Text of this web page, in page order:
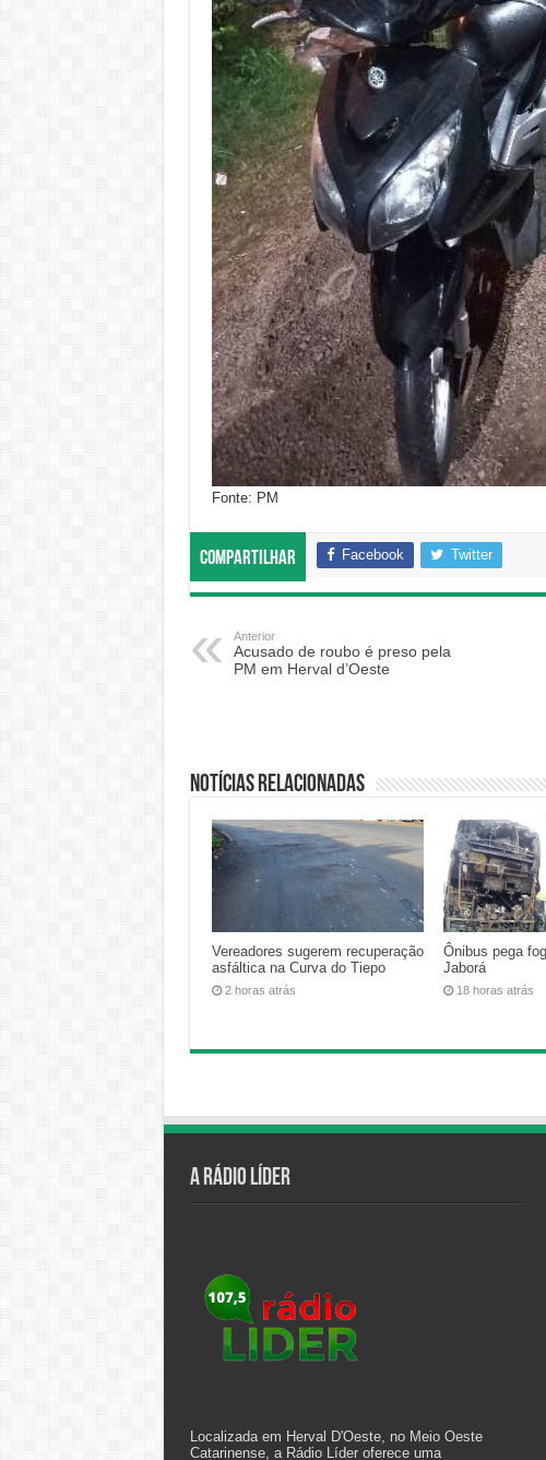
Fonte: PM
Compartilhar Facebook Twitter
Anterior
Acusado de roubo é preso pela
PM em Herval d’Oeste
Notícias relacionadas
Vereadores sugerem recuperação
asfáltica na Curva do Tiepo
2 horas atrás
Ônibus pega
Jaborá
18 horas atrás
A Rádio Líder
Localizada em Herval D'Oeste, no Meio Oeste
Catarinense, a Rádio Líder oferece uma